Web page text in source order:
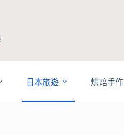
日本旅遊 烘焙手作